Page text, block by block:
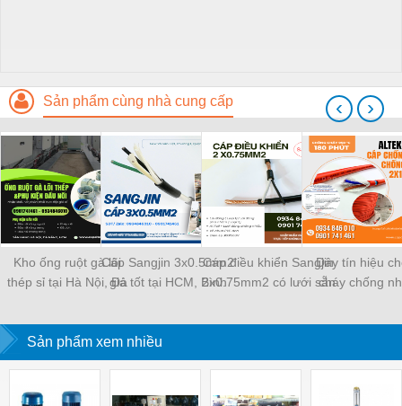
Sản phẩm cùng nhà cung cấp
Kho ống ruột gà lõi
thép sỉ tại Hà Nội, Đà
Cáp Sangjin 3x0.5mm2
giá tốt tại HCM, Bình
Cáp điều khiển Sangjin
2x0.75mm2 có lưới sẵn
Đồng Nai
Dây tín hiệu
cháy chống
Đà Nẵng, Huế,
‹ ›
Sản phẩm xem nhiều